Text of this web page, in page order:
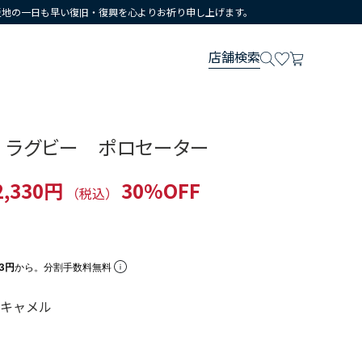
一日も早い復旧・復興を心よりお祈り申し上げます。
店舗検索
グビー ポロセーター
円 （税込）
30%OFF
円から。分割手数料無料
ャメル